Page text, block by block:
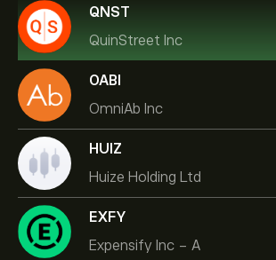
QNST
QuinStreet Inc
OABI
OmniAb Inc
HUIZ
Huize Holding Ltd
EXFY
Expensify Inc - A